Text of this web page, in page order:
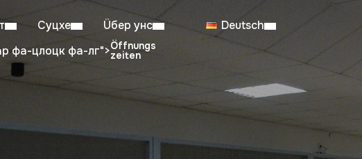
Суцхе Üбер унс
Deutsch
фа-цлоцк фа-лг">
Studentenlesesaal: 08:00–23:00
Arbeitszeiten vom 6. Juli bis zum 29. August